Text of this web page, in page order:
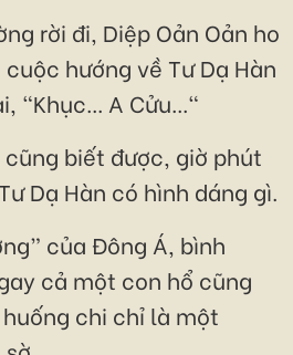
rời đi, Diệp Oản Oản ho
hướng về Tư Dạ Hàn
"Khục... A Cửu..."
biết được, giờ phút
Dạ Hàn có hình dáng gì.
của Đông Á, bình
cả một con hổ cũng
chi chỉ là một